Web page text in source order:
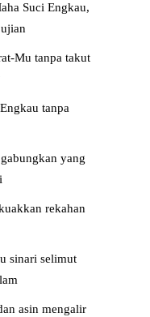
Suci Engkau,
Mu tanpa takut
tanpa
yang
rekahan
sinari selimut
asin mengalir